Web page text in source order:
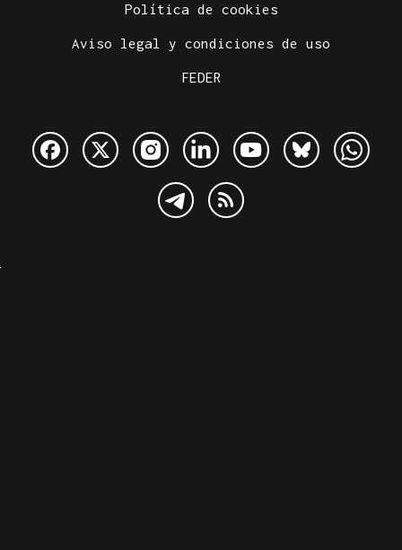
Política de cookies
Aviso legal y condiciones de uso
FEDER